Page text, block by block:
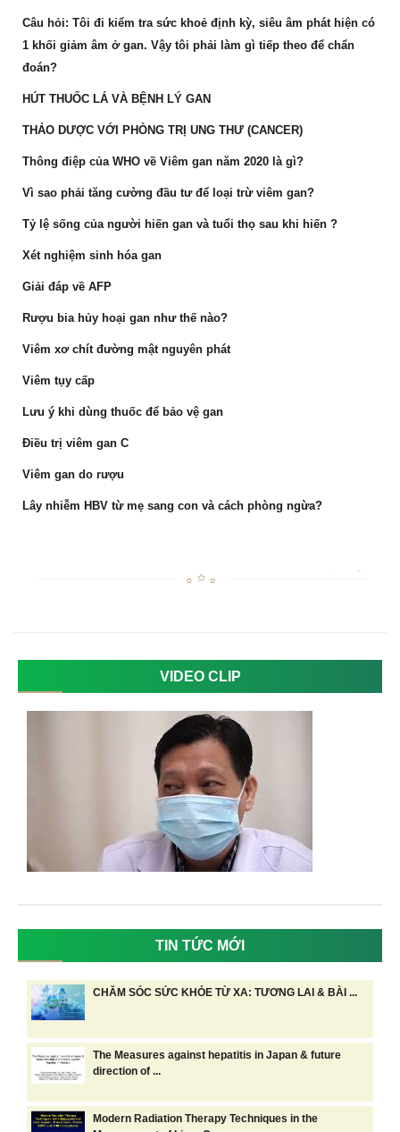
Câu hỏi: Tôi đi kiểm tra sức khoẻ định kỳ, siêu âm phát hiện có
1 khối giảm âm ở gan. Vậy tôi phải làm gì tiếp theo để chẩn
đoán?
HÚT THUỐC LÁ VÀ BỆNH LÝ GAN
THẢO DƯỢC VỚI PHÒNG TRỊ UNG THƯ (CANCER)
Thông điệp của WHO về Viêm gan năm 2020 là gì?
Vì sao phải tăng cường đầu tư để loại trừ viêm gan?
Tỷ lệ sống của người hiến gan và tuổi thọ sau khi hiến ?
Xét nghiệm sinh hóa gan
Giải đáp về AFP
Rượu bia hủy hoại gan như thế nào?
Viêm xơ chít đường mật nguyên phát
Viêm tụy cấp
Lưu ý khi dùng thuốc để bảo vệ gan
Điều trị viêm gan C
Viêm gan do rượu
Lây nhiễm HBV từ mẹ sang con và cách phòng ngừa?
VIDEO CLIP
TIN TỨC MỚI
CHĂM SÓC SỨC KHỎE TỪ XA: TƯƠNG LAI & BÀI ...
The Measures against hepatitis in Japan & future
direction of ...
Modern Radiation Therapy Techniques in the